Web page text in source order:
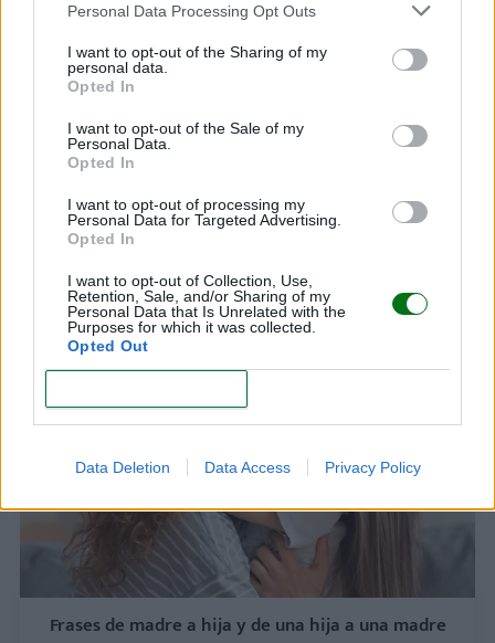
Personal Data Processing Opt Outs
I want to opt-out of the Sharing of my
personal data.
Opted In
I want to opt-out of the Sale of my
Personal Data.
Opted In
I want to opt-out of processing my
Personal Data for Targeted Advertising.
Opted In
I want to opt-out of Collection, Use,
Retention, Sale, and/or Sharing of my
Personal Data that Is Unrelated with the
Purposes for which it was collected.
Opted Out
Data Deletion Data Access Privacy Policy
Frases, mensajes y dedicatorias para el Día de la
madre
Frases de madre a hija y de una hija a una madre